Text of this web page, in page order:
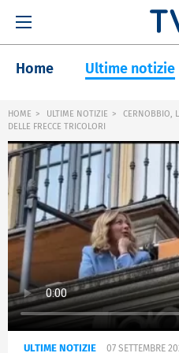
Home Ultime notizie
HOME ULTIME NOTIZIE
CERNOBBIO,
DELLE FRECCE TRICOLORI
ULTIME NOTIZIE 07 SETTEMBRE